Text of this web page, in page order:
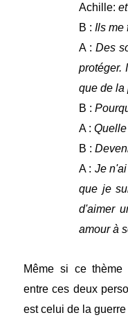
Achille:
B :Ils me
A :Des
protéger.
que de la
B :
A :
B :
A : Je
que je
d'aimer
amour à
Même si ce thème
entre ces deux
est celui de la